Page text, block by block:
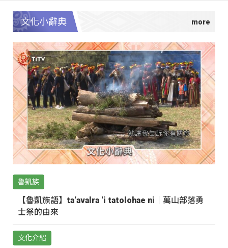
文化小辭典
魯凱族
【魯凱族語】ta‘avalra ‘i tatolohae ni｜萬山部落勇
士祭的由來
文化介紹